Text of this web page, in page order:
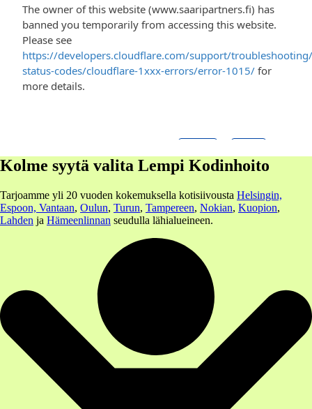
Kolme syytä valita Lempi Kodinhoito
Tarjoamme yli 20 vuoden kokemuksella kotisiivousta Helsingin,
Espoon, Vantaan, Oulun, Turun, Tampereen, Nokian, Kuopion,
Lahden ja Hämeenlinnan seudulla lähialueineen.